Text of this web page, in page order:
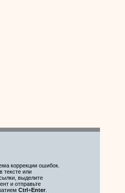
коррекции ошибок.
тексте или
выделите
и отправьте
Ctrl+Enter